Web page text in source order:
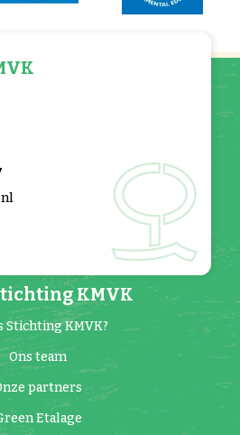
KMVK
Stichting KMVK?
Ons team
partners
Etalage